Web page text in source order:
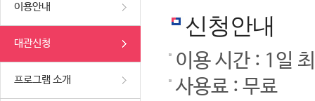
이용안내
대관신청
프로그램 소개
신청안내
이용 시간 : 1일
사용료 : 무료